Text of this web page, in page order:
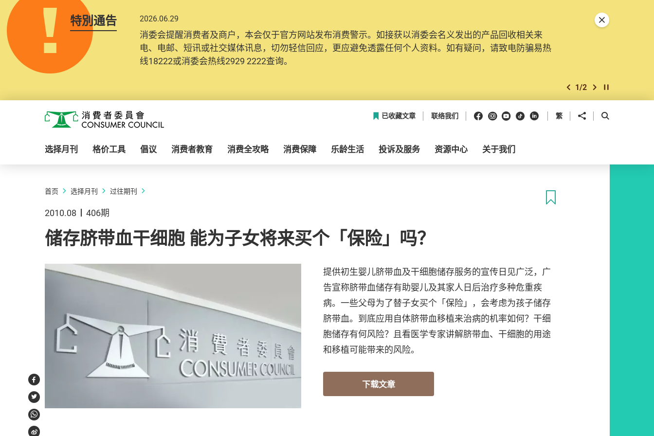
特別通告 2026.06.29
消委会提醒消费者及商户，本会仅于官方网站发布消费警示。如接获以消委会名义发出的产品回收相关来
电、电邮、短讯或社交媒体讯息，切勿轻信回应，更应避免透露任何个人资料。如有疑问，请致电防骗易热
线18222或消委会热线2929 2222查询。
上一个
1/2 下一个开始/暂停幻灯
关闭特別通告
消费者委员会
已收藏文章 联络我们 Facebook
Instagram
Youtube
抖音领英 繁 分享到 开启搜寻框
选择月刊 格价工具 倡议 消费者教育 消费全攻略 消费保障 乐龄生活 投诉及服务 资源中心 关于我们
首页 选择月刊 过往期刊
2010.08 406期
储存脐带血干细胞 能为子女将来买个「保险」吗？
提供初生婴儿脐带血及干细胞储存服务的宣传日见广泛，广
告宣称脐带血储存有助婴儿及其家人日后治疗多种危重疾
病。一些父母为了替子女买个「保险」，会考虑为孩子储存
脐带血。到底应用自体脐带血移植来治病的机率如何？干细
胞储存有何风险？且看医学专家讲解脐带血、干细胞的用途
和移植可能带来的风险。
下载文章
Facebook
Twitter
WhatsApp